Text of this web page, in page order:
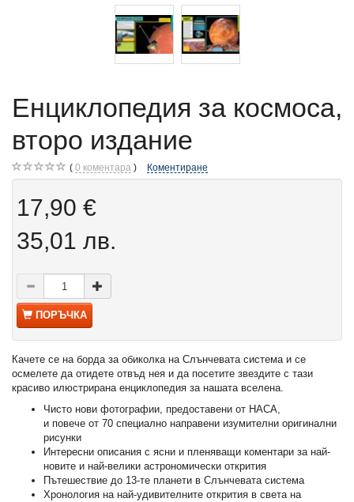
Енциклопедия за космоса,
второ издание
0 коментара Коментиране
17,90 €
35,01 лв.
ПОРЪЧКА
Качете се на борда за обиколка на Слънчевата система и се
осмелете да отидете отвъд нея и да посетите звездите с тази
красиво илюстрирана енциклопедия за нашата вселена.
Чисто нови фотографии, предоставени от НАСА,
и повече от 70 специално направени изумителни оригинални
рисунки
Интересни описания с ясни и пленяващи коментари за най-
новите и най-велики астрономически открития
Пътешествие до 13-те планети в Слънчевата система
Хронология на най-удивителните открития в света на